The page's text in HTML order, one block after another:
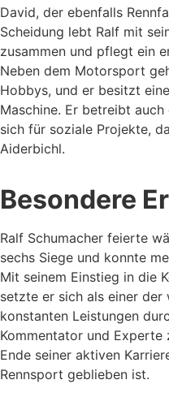
David, der ebenfalls
Scheidung lebt Ralf mit
zusammen und pflegt ein
Neben dem Motorsport
Hobbys, und er besitzt
Maschine. Er betreibt
sich für soziale Projekte,
Aiderbichl.
Besondere
Ralf Schumacher feierte
sechs Siege und konnte
Mit seinem Einstieg in die
setzte er sich als einer der
konstanten Leistungen
Kommentator und Experte
Ende seiner aktiven
Rennsport geblieben ist.